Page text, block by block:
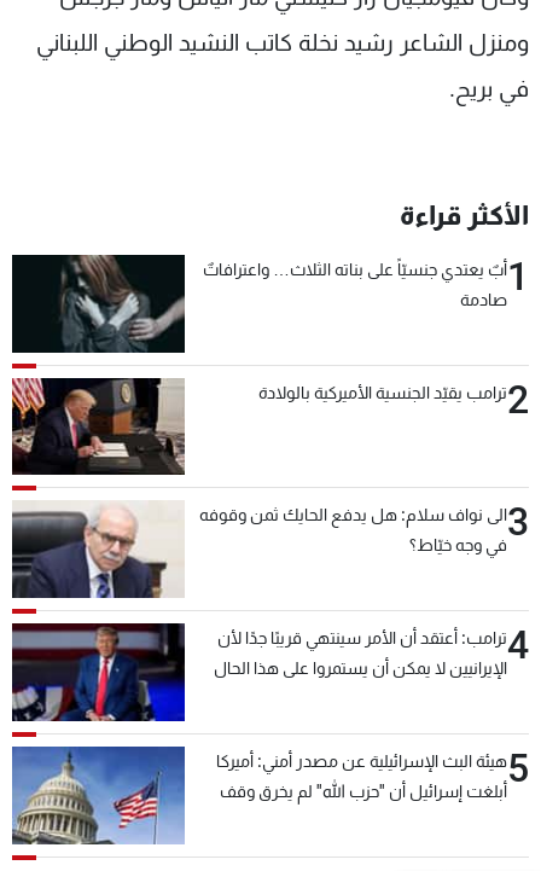
ومنزل الشاعر رشيد نخلة كاتب النشيد الوطني اللبناني
في بريح.
الأكثر قراءة
1أبٌ يعتدي جنسيّاً على بناته الثلاث… واعترافاتٌ
صادمة
2ترامب يقيّد الجنسية الأميركية بالولادة
3الى نواف سلام: هل يدفع الحايك ثمن وقوفه
في وجه خيّاط؟
4ترامب: أعتقد أن الأمر سينتهي قريبًا جدًا لأن
الإيرانيين لا يمكن أن يستمروا على هذا الحال
5هيئة البث الإسرائيلية عن مصدر أمني: أميركا
أبلغت إسرائيل أن "حزب الله" لم يخرق وقف